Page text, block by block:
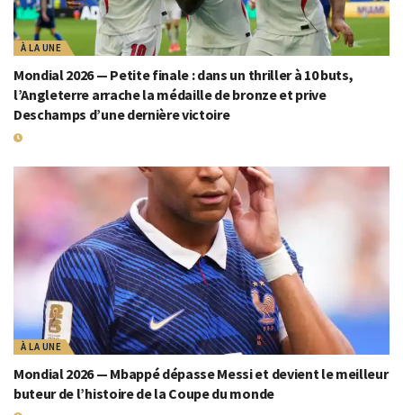
À LA UNE
Mondial 2026 — Petite finale : dans un thriller à 10 buts,
l’Angleterre arrache la médaille de bronze et prive
Deschamps d’une dernière victoire
À LA UNE
Mondial 2026 — Mbappé dépasse Messi et devient le meilleur
buteur de l’histoire de la Coupe du monde